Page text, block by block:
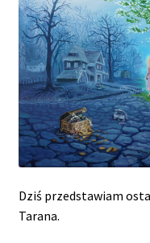
Dziś przedstawiam
Tarana.